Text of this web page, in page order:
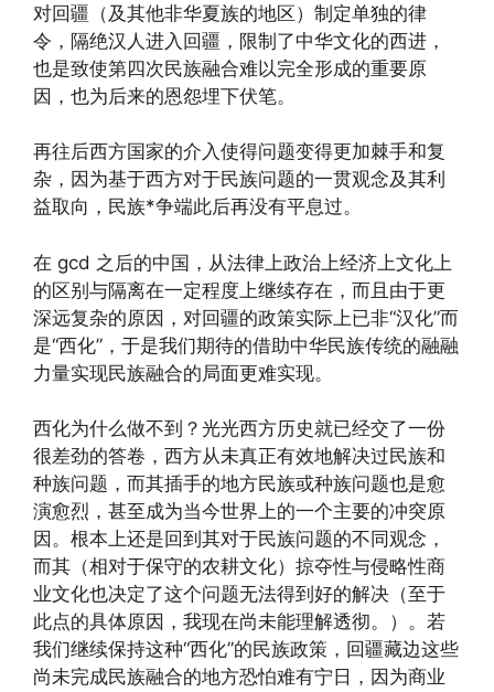
对回疆（及其他非华夏族的地区）制定单独的律
令，隔绝汉人进入回疆，限制了中华文化的西进，
也是致使第四次民族融合难以完全形成的重要原
因，也为后来的恩怨埋下伏笔。
再往后西方国家的介入使得问题变得更加棘手和复
杂，因为基于西方对于民族问题的一贯观念及其利
益取向，民族*争端此后再没有平息过。
在 gcd 之后的中国，从法律上政治上经济上文化上
的区别与隔离在一定程度上继续存在，而且由于更
深远复杂的原因，对回疆的政策实际上已非“汉化”而
是“西化”，于是我们期待的借助中华民族传统的融融
力量实现民族融合的局面更难实现。
西化为什么做不到？光光西方历史就已经交了一份
很差劲的答卷，西方从未真正有效地解决过民族和
种族问题，而其插手的地方民族或种族问题也是愈
演愈烈，甚至成为当今世界上的一个主要的冲突原
因。根本上还是回到其对于民族问题的不同观念，
而其（相对于保守的农耕文化）掠夺性与侵略性商
业文化也决定了这个问题无法得到好的解决（至于
此点的具体原因，我现在尚未能理解透彻。）。若
我们继续保持这种“西化”的民族政策，回疆藏边这些
尚未完成民族融合的地方恐怕难有宁日，因为商业